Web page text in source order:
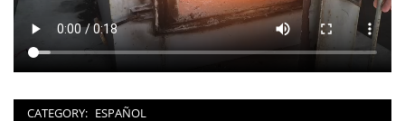
CATEGORY: ESPAÑOL